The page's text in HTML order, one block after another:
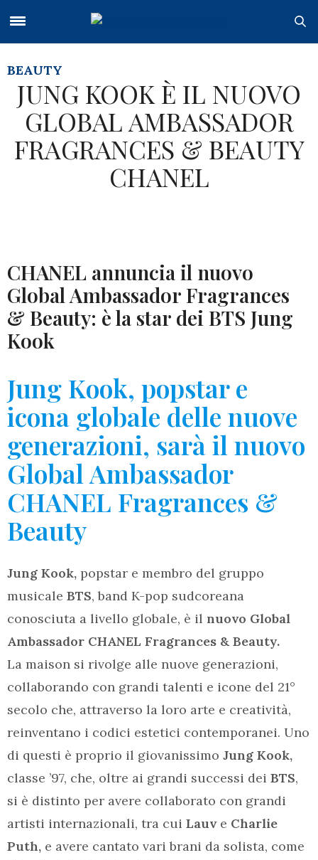
BEAUTY
JUNG KOOK È IL NUOVO
GLOBAL AMBASSADOR
FRAGRANCES & BEAUTY
CHANEL
CHANEL annuncia il nuovo
Global Ambassador Fragrances
& Beauty: è la star dei BTS Jung
Kook
Jung Kook, popstar e
icona globale delle nuove
generazioni, sarà il nuovo
Global Ambassador
CHANEL Fragrances &
Beauty
Jung Kook, popstar e membro del gruppo
musicale BTS, band K-pop sudcoreana
conosciuta a livello globale, è il nuovo Global
Ambassador CHANEL Fragrances & Beauty.
La maison si rivolge alle nuove generazioni,
collaborando con grandi talenti e icone del 21°
secolo che, attraverso la loro arte e creatività,
reinventano i codici estetici contemporanei. Uno
di questi è proprio il giovanissimo Jung Kook,
classe ’97, che, oltre ai grandi successi dei BTS,
si è distinto per avere collaborato con grandi
artisti internazionali, tra cui Lauve Charlie
Puth, e avere cantato vari brani da solista, come